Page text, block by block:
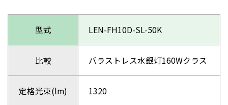
型式 LEN-FH10D-SL-50K
比較 バラストレス水銀灯160Wクラス
定格光束(lm) 1320